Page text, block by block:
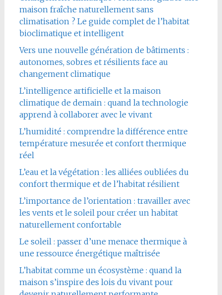
maison fraîche naturellement sans
climatisation ? Le guide complet de l’habitat
bioclimatique et intelligent
Vers une nouvelle génération de bâtiments :
autonomes, sobres et résilients face au
changement climatique
L’intelligence artificielle et la maison
climatique de demain : quand la technologie
apprend à collaborer avec le vivant
L’humidité : comprendre la différence entre
température mesurée et confort thermique
réel
L’eau et la végétation : les alliées oubliées du
confort thermique et de l’habitat résilient
L’importance de l’orientation : travailler avec
les vents et le soleil pour créer un habitat
naturellement confortable
Le soleil : passer d’une menace thermique à
une ressource énergétique maîtrisée
L’habitat comme un écosystème : quand la
maison s’inspire des lois du vivant pour